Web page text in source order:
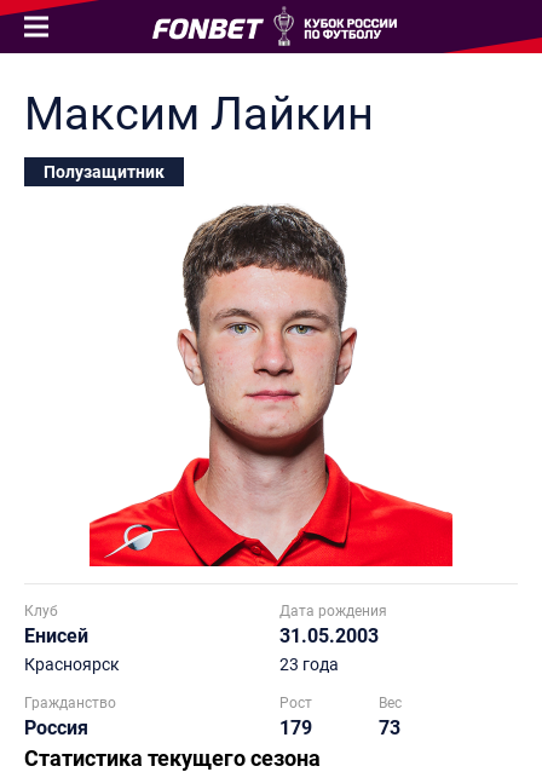
Максим Лайкин
Полузащитник
Клуб
Енисей
Красноярск
Дата рождения
31.05.2003
23 года
Гражданство
Россия
Рост
179
Вес
73
Статистика текущего сезона